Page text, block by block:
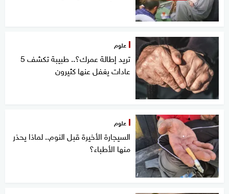
علوم
تريد إطالة عمرك؟.. طبيبة تكشف 5
عادات يغفل عنها كثيرون
علوم
السيجارة الأخيرة قبل النوم.. لماذا يحذر
منها الأطباء؟